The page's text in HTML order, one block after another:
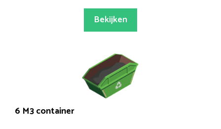
Bekijken
6 M3 container